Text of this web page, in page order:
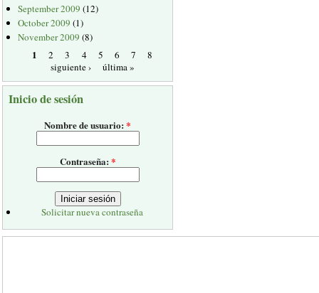
September 2009 (12)
October 2009 (1)
November 2009 (8)
1 2 3 4 5 6 7
8
siguiente ›
última »
Inicio de sesión
Nombre de usuario:*
Contraseña:*
Solicitar nueva contraseña